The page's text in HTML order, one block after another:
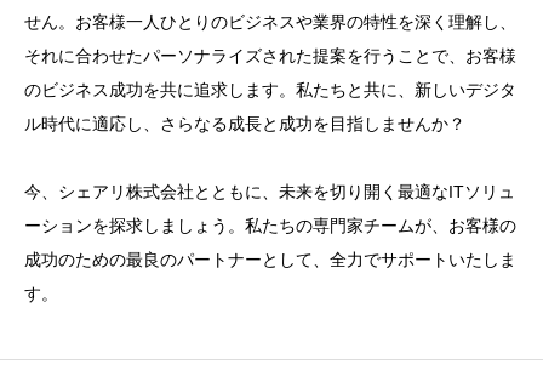
せん。お客様一人ひとりのビジネスや業界の特性を深く理解し、
それに合わせたパーソナライズされた提案を行うことで、お客様
のビジネス成功を共に追求します。私たちと共に、新しいデジタ
ル時代に適応し、さらなる成長と成功を目指しませんか？
今、シェアリ株式会社とともに、未来を切り開く最適なITソリュ
ーションを探求しましょう。私たちの専門家チームが、お客様の
成功のための最良のパートナーとして、全力でサポートいたしま
す。